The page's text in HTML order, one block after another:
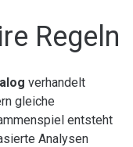
Regeln
verhandelt
gleiche
entsteht
Analysen